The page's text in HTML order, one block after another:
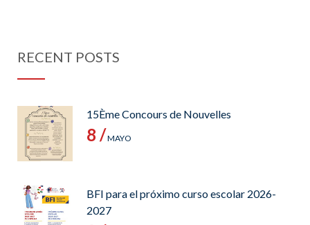
RECENT POSTS
15Ème Concours de Nouvelles
8 /MAYO
BFI para el próximo curso escolar 2026-
2027